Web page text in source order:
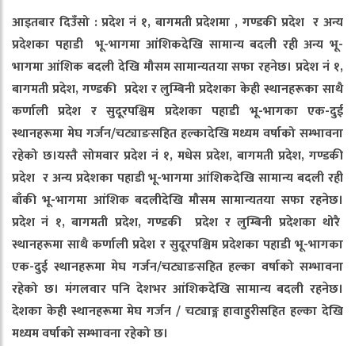
आइतबार दिउँसो : प्रदेश नं १, बागमती प्रदेशमा , गण्डकी प्रदेश र अन्य
प्रदेशका पहाडी भू-भागमा आंशिकदेखि सामान्य बदली रही अन्य भू-
भागमा आंशिक बदली देखि मौसम सामान्यतया सफा रहनेछ। प्रदेश नं १,
बागमती प्रदेश,गण्डकी प्रदेश र लुम्बिनी प्रदेशका केही स्थानहरूका साथै
कर्णाली प्रदेश र सुदूरपश्चिम प्रदेशका पहाडी भू-भागका एक-दुई
स्थानहरूमा मेघ गर्जन/चट्याङसहित हल्कादेखि मध्यम वर्षाको सम्भावना
रहेको छ।यस्तै सोमवार प्रदेश नं १, मधेस प्रदेश, बागमती प्रदेश, गण्डकी
प्रदेश र अन्य प्रदेशका पहाडी भू-भागमा आंशिकदेखि सामान्य बदली रही
बाँकी भू-भागमा आंशिक बदलीदेखि मौसम सामान्यतया सफा रहनेछ।
प्रदेश नं १,बागमती प्रदेश,गण्डकी प्रदेश र लुम्बिनी प्रदेशका थोरै
स्थानहरूमा साथै कर्णाली प्रदेश र सुदूरपश्चिम प्रदेशका पहाडी भू-भागका
एक-दुई स्थानहरूमा मेघ गर्जन/चट्याङसहित हल्का वर्षाको सम्भावना
रहेको छ। मंगलवार पनि देशभर आंशिकदेखि सामान्य बदली रहनेछ।
देशका केही स्थानहरूमा मेघ गर्जन / चट्याङ्ग हावाहुरीसहित हल्का देखि
मध्यम वर्षाको सम्भावना रहेको छ।